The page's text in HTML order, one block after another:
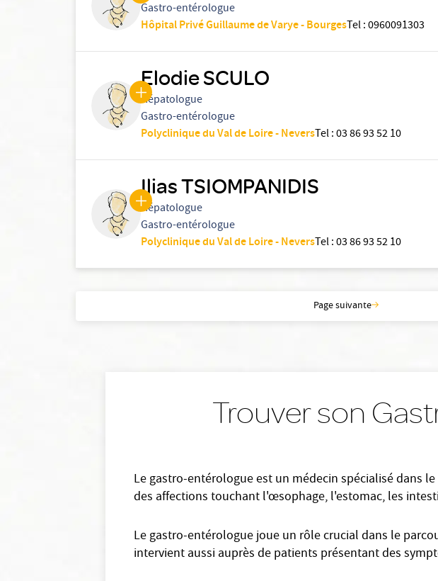
Gastro-entérologue
Hôpital Privé Guillaume de Varye - BourgesTel:0960091303
Elodie SCULO
Hépatologue
Gastro-entérologue
Polyclinique du Val de Loire - NeversTel:03 86 93 52 10
Ilias TSIOMPANIDIS
Hépatologue
Gastro-entérologue
Polyclinique du Val de Loire - NeversTel:03 86 93 52 10
Page suivante
Trouver son
Le gastro-entérologue est un médecin spécialisé dans
des affections touchant l'œsophage, l'estomac, les
Le gastro-entérologue joue un rôle crucial dans le
intervient aussi auprès de patients présentant des